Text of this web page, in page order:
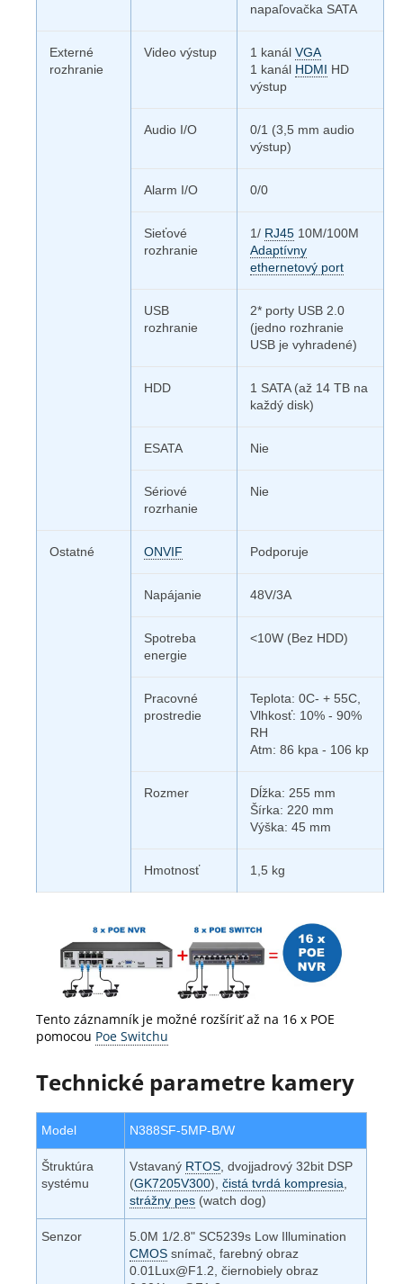
napaľovačka SATA
Externé
rozhranie
Video výstup 1 kanál VGA
1 kanál HDMI HD
výstup
Audio I/O
0/1 (3,5 mm audio
výstup)
Alarm I/O 0/0
Sieťové
rozhranie
1/ RJ45 10M/100M
Adaptívny
ethernetový port
USB
rozhranie
2* porty USB 2.0
(jedno rozhranie
USB je vyhradené)
HDD
1 SATA (až 14 TB na
každý disk)
ESATA Nie
Sériové
rozrhanie
Nie
Ostatné ONVIF Podporuje
Napájanie 48V/3A
Spotreba
energie
<10W (Bez HDD)
Pracovné
prostredie
Teplota: 0C- + 55C,
Vlhkosť: 10% - 90%
RH
Atm: 86 kpa - 106 kp
Rozmer
Dĺžka: 255 mm
Šírka: 220 mm
Výška: 45 mm
Hmotnosť 1,5 kg
Tento záznamník je možné rozšíriť až na 16 x POE
pomocou Poe Switchu
Technické parametre kamery
Model N388SF-5MP-B/W
Štruktúra
systému
Vstavaný RTOS , dvojjadrový 32bit DSP
(GK7205V300), čistá tvrdá kompresia
strážny pes (watch dog)
Senzor
5.0M 1/2.8" SC5239s Low Illumination
CMOS snímač, farebný obraz
0.01Lux@F1.2, čiernobiely obraz